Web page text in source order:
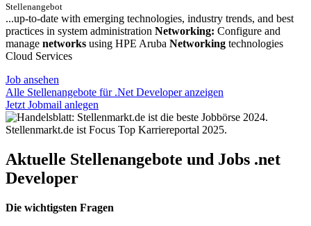
Stellenangebot
...up-to-date with emerging technologies, industry trends, and best
practices in system administration Networking: Configure and
manage networks using HPE Aruba Networking technologies
Cloud Services
Job ansehen
Alle Stellenangebote für .Net Developer anzeigen
Jetzt Jobmail anlegen
Aktuelle Stellenangebote und Jobs .net
Developer
Die wichtigsten Fragen